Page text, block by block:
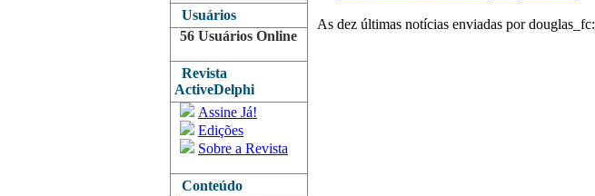
Usuários
56 Usuários Online
Revista
ActiveDelphi
Assine Já!
Edições
Sobre a Revista
Conteúdo
As dez últimas notícias enviadas por douglas_fc: